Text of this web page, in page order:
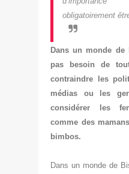
obligatoirement
Dans un monde
pas besoin de
contraindre les
médias ou les
considérer les
comme des
bimbos.
Dans un monde de